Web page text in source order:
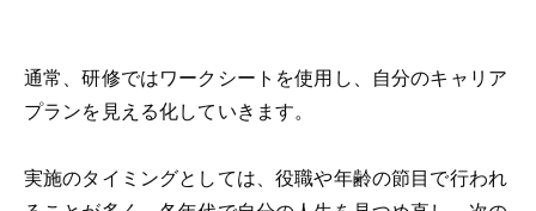
通常、研修ではワークシートを使用し、自分のキャリア
プランを見える化していきます。
実施のタイミングとしては、役職や年齢の節目で行われ